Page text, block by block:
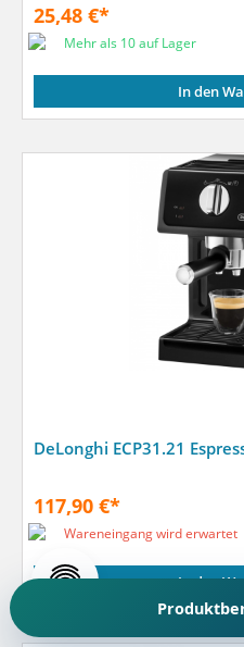
25,48 €*
Mehr als 10 auf Lager
In den
DeLonghi ECP31.21
117,90 €*
Wareneingang wird erwartet
In den